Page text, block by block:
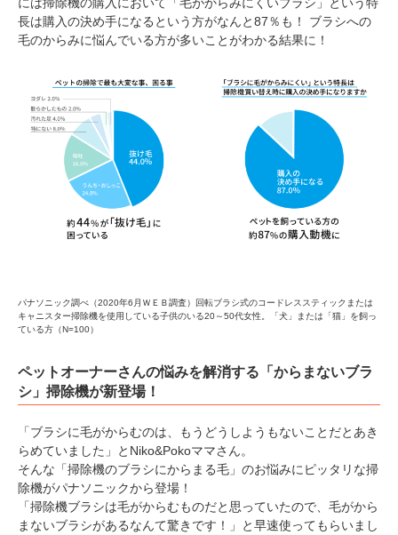
長は購入の決め手になるという方がなんと87％も！ ブラシへの
毛のからみに悩んでいる方が多いことがわかる結果に！
パナソニック調べ（2020年6月ＷＥＢ調査）回転ブラシ式のコードレススティックまたは
キャニスター掃除機を使用している子供のいる20～50代女性。「犬」または「猫」を飼っ
ている方（N=100）
ペットオーナーさんの悩みを解消する「からまないブラ
シ」掃除機が新登場！
「ブラシに毛がからむのは、もうどうしようもないことだとあき
らめていました」とNiko&Pokoママさん。
そんな「掃除機のブラシにからまる毛」のお悩みにピッタリな掃
除機がパナソニックから登場！
「掃除機ブラシは毛がからむものだと思っていたので、毛がから
まないブラシがあるなんて驚きです！」と早速使ってもらいまし